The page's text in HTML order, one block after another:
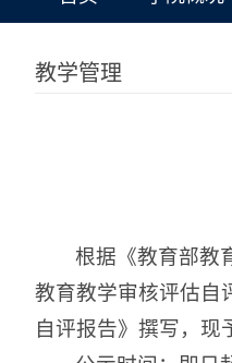
教学管理
根据《教育部教
教育教学审核评估自
自评报告》撰写，现